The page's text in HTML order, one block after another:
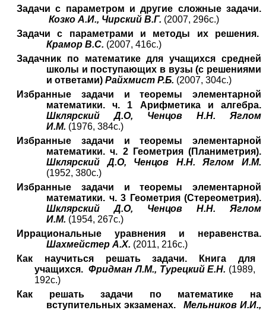
Задачи с параметром и другие сложные задачи.
Козко А.И., Чирский В.Г. (2007, 296с.)
Задачи с параметрами и методы их решения.
Крамор В.С. (2007, 416с.)
Задачник по математике для учащихся средней
школы и поступающих в вузы (с решениями
и ответами) Райхмист Р.Б. (2007, 304с.)
Избранные задачи и теоремы элементарной
математики. ч. 1 Арифметика и алгебра.
Шклярский Д.О, Ченцов Н.Н. Яглом
И.М. (1976, 384с.)
Избранные задачи и теоремы элементарной
математики. ч. 2 Геометрия (Планиметрия).
Шклярский Д.О, Ченцов Н.Н. Яглом И.М.
(1952, 380с.)
Избранные задачи и теоремы элементарной
математики. ч. 3 Геометрия (Стереометрия).
Шклярский Д.О, Ченцов Н.Н. Яглом
И.М. (1954, 267с.)
Иррациональные уравнения и неравенства.
Шахмейстер А.Х. (2011, 216с.)
Как научиться решать задачи. Книга для
учащихся.Фридман Л.М., Турецкий Е.Н. (1989,
192с.)
Как решать задачи по математике на
вступительных экзаменах.
Мельников И.И.,